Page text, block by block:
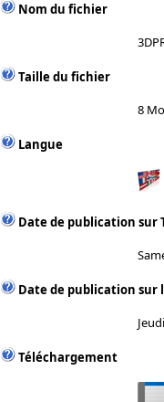
Nom du fichier
Taille du fichier
8 Mo
Langue
Date de publication sur
Date de publication sur
Téléchargement